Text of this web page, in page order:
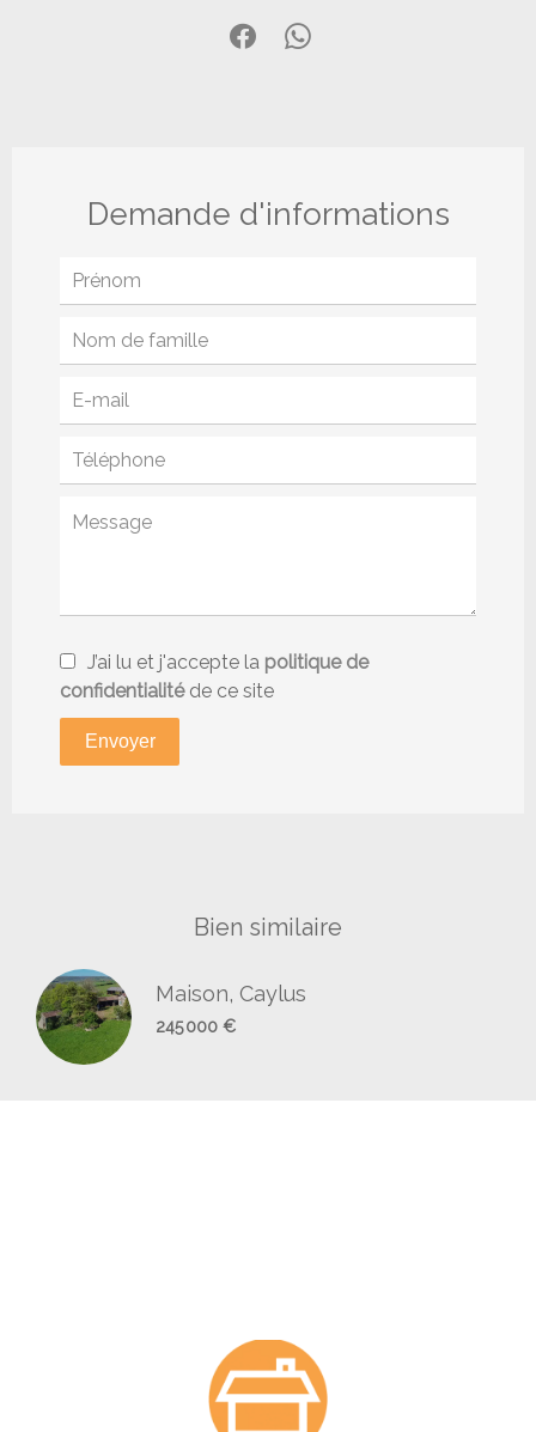
Demande d'informations
J’ai lu et j'accepte la politique de
confidentialitéde ce site
Envoyer
Bien similaire
Maison, Caylus
245 000 €